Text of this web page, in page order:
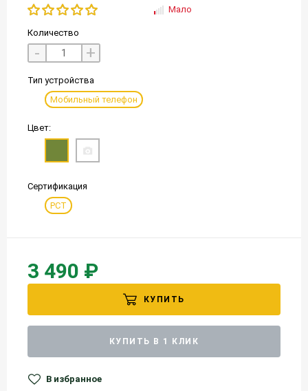
Мало
Количество
- +
Тип устройства
Мобильный телефон
Цвет:
Сертификация
РСТ
3 490 ₽
КУПИТЬ
КУПИТЬ В 1 КЛИК
В избранное